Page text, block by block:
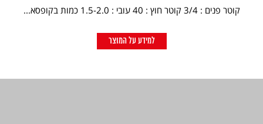
קוטר פנים : 3/4 קוטר חוץ : 40 עובי : 1.5-2.0 כמות בקופסא...
למידע על המוצר